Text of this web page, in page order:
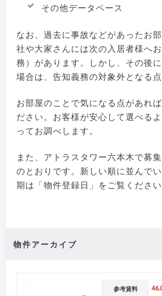
その他データベース
なお、過去に事故などがあったお
社や大家さんには次の入居者様へ
務）があります。しかし、その後
場合は、告知義務の対象外となる
お部屋のことで気になる点があれ
ださい。お客様が安心して選べる
ってお調べします。
また、アトラスタワー六本木で募
のとおりです。新しい順に並んで
期は「物件登録日」をご覧ください
物件アーカイブ
参考賃料